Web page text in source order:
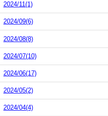
2024/11(1)
2024/09(6)
2024/08(8)
2024/07(10)
2024/06(17)
2024/05(2)
2024/04(4)